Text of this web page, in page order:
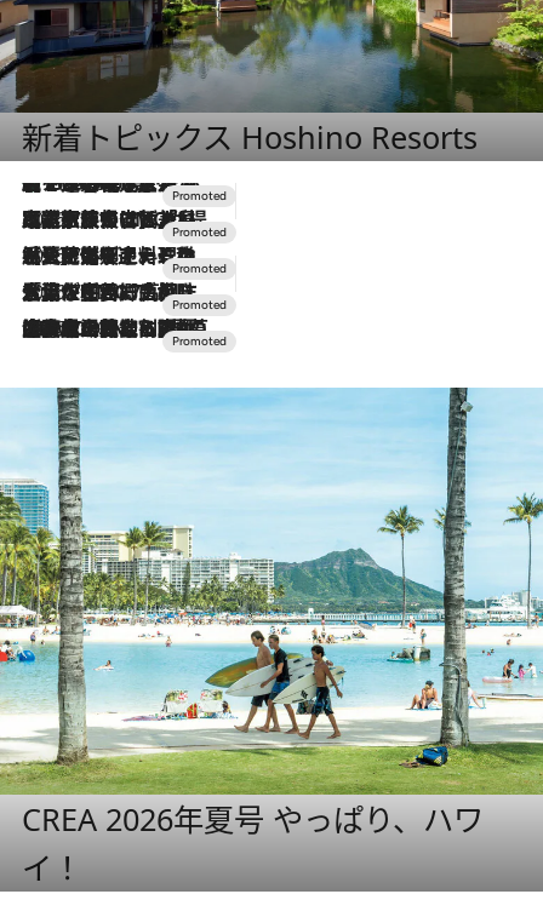
新着トピックス Hoshino Resorts
2026.8.7
【トンボの足水浴】ヒノキの香りに包まれて涼感マックス！約13℃の湧水かけ流しを避暑地「星野温泉 トンボの湯」で体験
2026.7.31
【ホテル帰省】という選択肢をOMOが提案。家族とほどよい距離を保つには「昼は実家、夜は気兼ねなくホテルで！」
2026.7.24
【夏限定ディナーコース】旬を迎える稚鮎や花ズッキーニなどをイタリア・トスカーナの郷土料理の手法で満喫！
2026.7.17
「土佐和ハーブかき氷」がOMO7高知に登場！生姜、山椒、大葉など目にも舌にも涼を呼ぶ郷土の味
2026.7.10
NEW OPEN！【界 草津】名湯の地に誕生。趣の異なる2種の温泉と上州ならではの会席・蕎麦割烹など美食を味わう究極の癒やし旅
CREA 2026年夏号 やっぱり、ハワ
イ！